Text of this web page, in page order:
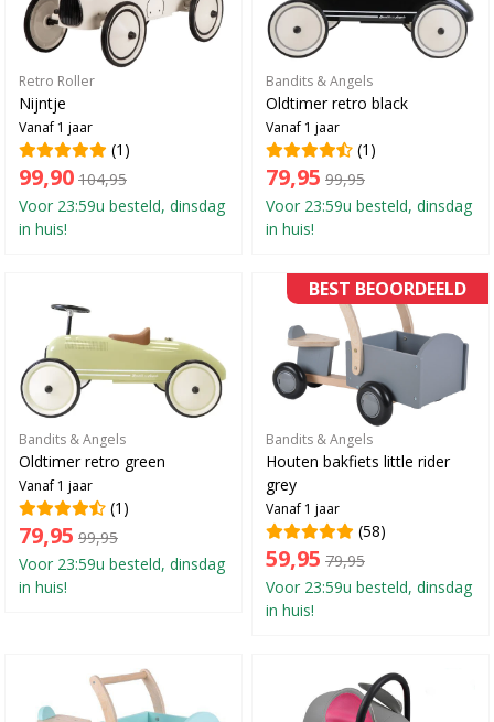
Retro Roller
Nijntje
Vanaf 1 jaar
(1)
99,90 104,95
Voor 23:59u besteld, dinsdag
in huis!
Bandits & Angels
Oldtimer retro black
Vanaf 1 jaar
(1)
79,95 99,95
Voor 23:59u besteld, dinsdag
in huis!
Bandits & Angels
Oldtimer retro green
Vanaf 1 jaar
(1)
79,95 99,95
Voor 23:59u besteld, dinsdag
in huis!
BEST BEOORDEELD
Bandits & Angels
Houten bakfiets little rider
grey
Vanaf 1 jaar
(58)
59,95 79,95
Voor 23:59u besteld, dinsdag
in huis!